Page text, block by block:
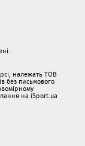
належать ТОВ
без письмового
на iSport.ua